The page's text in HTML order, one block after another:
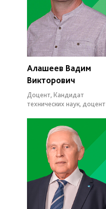
Алашеев Вадим
Викторович
Доцент, Кандидат
технических наук, доцент